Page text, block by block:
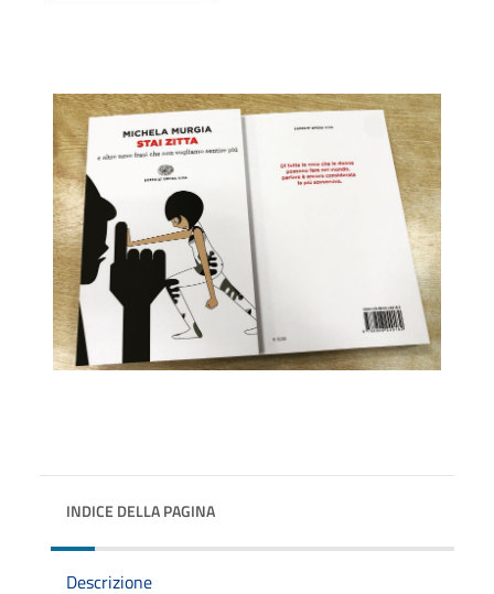
INDICE DELLA PAGINA
Descrizione